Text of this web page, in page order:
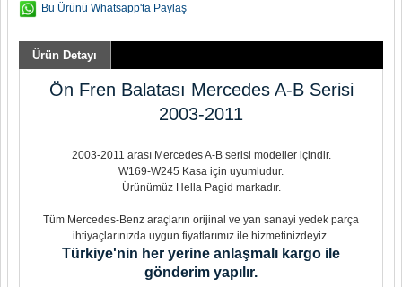
Bu Ürünü Whatsapp'ta Paylaş
Ürün Detayı
Ön Fren Balatası Mercedes A-B Serisi
2003-2011
2003-2011 arası Mercedes A-B serisi modeller içindir.
W169-W245 Kasa için uyumludur.
Ürünümüz Hella Pagid markadır.
Tüm Mercedes-Benz araçların orijinal ve yan sanayi yedek parça
ihtiyaçlarınızda uygun fiyatlarımız ile hizmetinizdeyiz.
Türkiye'nin her yerine anlaşmalı kargo ile
gönderim yapılır.